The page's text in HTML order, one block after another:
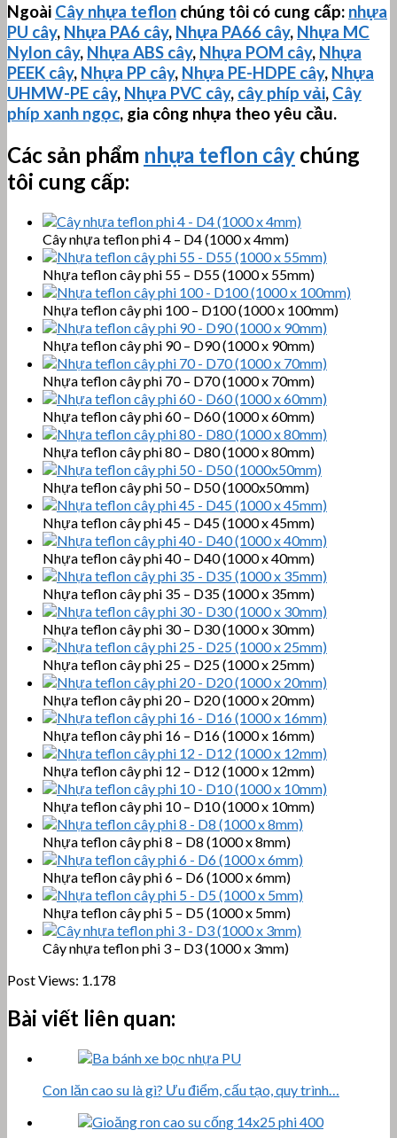
Ngoài Cây nhựa teflon chúng tôi có cung cấp: nhựa
PU cây, Nhựa PA6 cây, Nhựa PA66 cây, Nhựa MC
Nylon cây, Nhựa ABS cây, Nhựa POM cây, Nhựa
PEEK cây, Nhựa PP cây, Nhựa PE-HDPE cây, Nhựa
UHMW-PE cây, Nhựa PVC cây, cây phíp vải, Cây
phíp xanh ngọc, gia công nhựa theo yêu cầu.
Các sản phẩm nhựa teflon cây chúng
tôi cung cấp:
Cây nhựa teflon phi 4 – D4 (1000 x 4mm)
Nhựa teflon cây phi 55 – D55 (1000 x 55mm)
Nhựa teflon cây phi 100 – D100 (1000 x 100mm)
Nhựa teflon cây phi 90 – D90 (1000 x 90mm)
Nhựa teflon cây phi 70 – D70 (1000 x 70mm)
Nhựa teflon cây phi 60 – D60 (1000 x 60mm)
Nhựa teflon cây phi 80 – D80 (1000 x 80mm)
Nhựa teflon cây phi 50 – D50 (1000x50mm)
Nhựa teflon cây phi 45 – D45 (1000 x 45mm)
Nhựa teflon cây phi 40 – D40 (1000 x 40mm)
Nhựa teflon cây phi 35 – D35 (1000 x 35mm)
Nhựa teflon cây phi 30 – D30 (1000 x 30mm)
Nhựa teflon cây phi 25 – D25 (1000 x 25mm)
Nhựa teflon cây phi 20 – D20 (1000 x 20mm)
Nhựa teflon cây phi 16 – D16 (1000 x 16mm)
Nhựa teflon cây phi 12 – D12 (1000 x 12mm)
Nhựa teflon cây phi 10 – D10 (1000 x 10mm)
Nhựa teflon cây phi 8 – D8 (1000 x 8mm)
Nhựa teflon cây phi 6 – D6 (1000 x 6mm)
Nhựa teflon cây phi 5 – D5 (1000 x 5mm)
Cây nhựa teflon phi 3 – D3 (1000 x 3mm)
Post Views: 1.178
Bài viết liên quan:
Con lăn cao su là gì? Ưu điểm, cấu tạo, quy trình…